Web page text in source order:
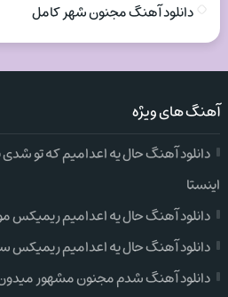
دانلود آهنگ مجنون شهر کامل
آهنگ های ویژه
دانلود آهنگ حال یه اعدامیم که تو
اینستا
دانلود آهنگ حال یه اعدامیم ریمیکس
دانلود آهنگ حال یه اعدامیم ریمیکس
دانلود آهنگ شدم مجنون مشهور